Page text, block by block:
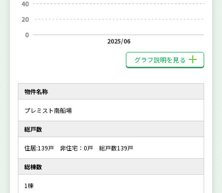
2025/06
グラフ説明を見る
物件名称
プレミスト南船場
総戸数
住居:139戸 非住宅：0戸 総戸数139戸
総棟数
1棟